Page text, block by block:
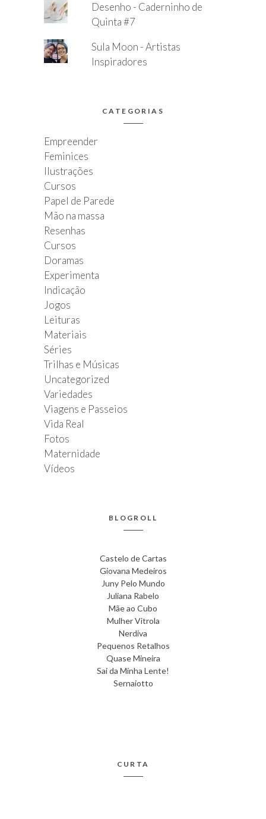
Desenho - Caderninho de
Quinta #7
Sula Moon - Artistas
Inspiradores
CATEGORIAS
Empreender
Feminices
Ilustrações
Cursos
Papel de Parede
Mão na massa
Resenhas
Cursos
Doramas
Experimenta
Indicação
Jogos
Leituras
Materiais
Séries
Trilhas e Músicas
Uncategorized
Variedades
Viagens e Passeios
Vida Real
Fotos
Maternidade
Vídeos
BLOGROLL
Castelo de Cartas
Giovana Medeiros
Juny Pelo Mundo
Juliana Rabelo
Mãe ao Cubo
Mulher Vitrola
Nerdiva
Pequenos Retalhos
Quase Mineira
Sai da Minha Lente!
Sernaiotto
CURTA